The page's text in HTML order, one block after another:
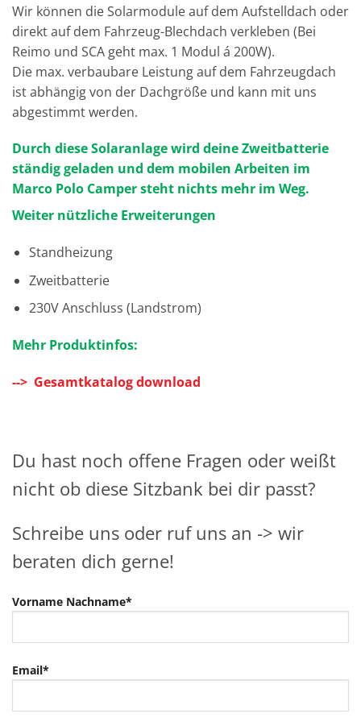
Wir können die Solarmodule auf dem Aufstelldach oder
direkt auf dem Fahrzeug-Blechdach verkleben (Bei
Reimo und SCA geht max. 1 Modul á 200W).
Die max. verbaubare Leistung auf dem Fahrzeugdach
ist abhängig von der Dachgröße und kann mit uns
abgestimmt werden.
Durch diese Solaranlage wird deine Zweitbatterie
ständig geladen und dem mobilen Arbeiten im
Marco Polo Camper steht nichts mehr im Weg.
Weiter nützliche Erweiterungen
Standheizung
Zweitbatterie
230V Anschluss (Landstrom)
Mehr Produktinfos:
--> Gesamtkatalog download
Du hast noch offene Fragen oder weißt
nicht ob diese Sitzbank bei dir passt?
Schreibe uns oder ruf uns an -> wir
beraten dich gerne!
Vorname Nachname*
Email*